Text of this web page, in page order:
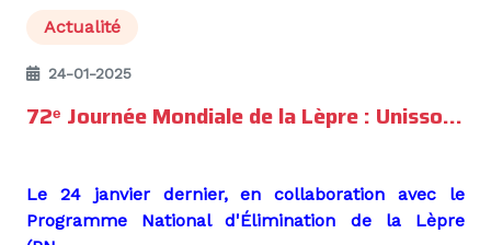
Actualité
24-01-2025
72ᵉ Journée Mondiale de la Lèpre : Unissons-nous pour agir !
Le 24 janvier dernier, en collaboration avec le
Programme National d'Élimination de la Lèpre